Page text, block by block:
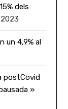
dels
un 4,9% al
postCovid
»